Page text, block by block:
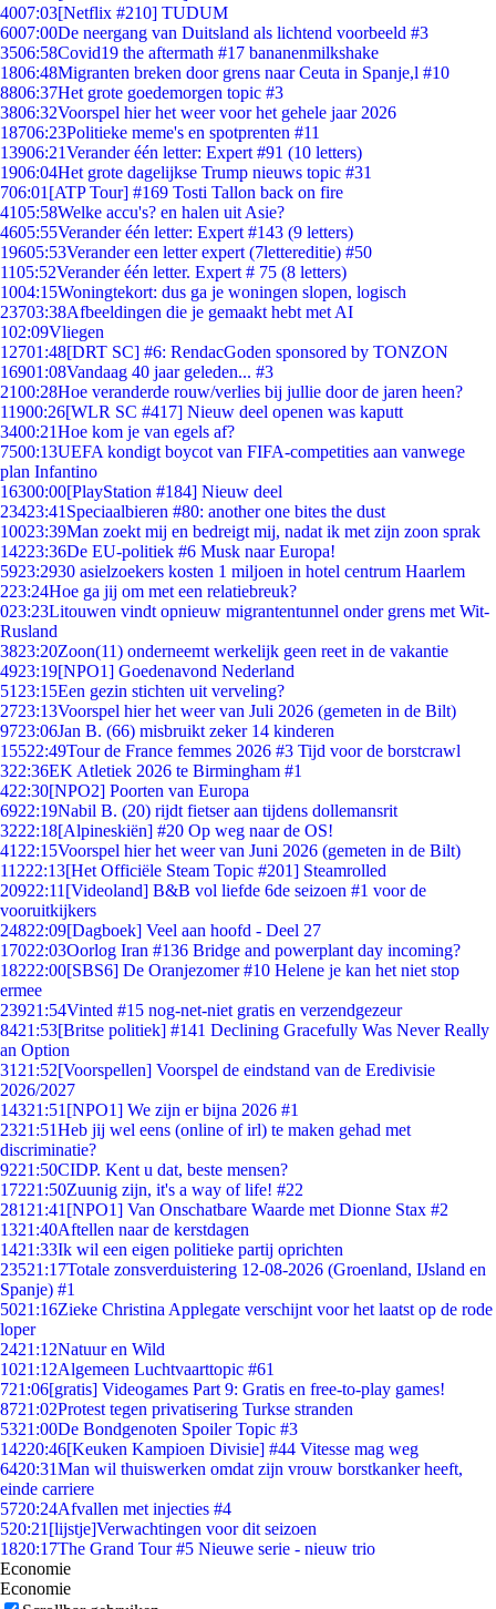
4007:03[Netflix #210] TUDUM
6007:00De neergang van Duitsland als lichtend voorbeeld #3
3506:58Covid19 the aftermath #17 bananenmilkshake
1806:48Migranten breken door grens naar Ceuta in Spanje,l #10
8806:37Het grote goedemorgen topic #3
3806:32Voorspel hier het weer voor het gehele jaar 2026
18706:23Politieke meme's en spotprenten #11
13906:21Verander één letter: Expert #91 (10 letters)
1906:04Het grote dagelijkse Trump nieuws topic #31
706:01 [ATP Tour] #169 Tosti Tallon back on fire
4105:58Welke accu's? en halen uit Asie?
4605:55Verander één letter: Expert #143 (9 letters)
19605:53Verander een letter expert (7lettereditie) #50
1105:52Verander één letter. Expert # 75 (8 letters)
1004:15Woningtekort: dus ga je woningen slopen, logisch
23703:38Afbeeldingen die je gemaakt hebt met AI
102:09Vliegen
12701:48[DRT SC] #6: RendacGoden sponsored by TONZON
16901:08Vandaag 40 jaar geleden... #3
2100:28Hoe veranderde rouw/verlies bij jullie door de jaren heen?
11900:26[WLR SC #417] Nieuw deel openen was kaputt
3400:21Hoe kom je van egels af?
7500:13UEFA kondigt boycot van FIFA-competities aan vanwege
plan Infantino
16300:00[PlayStation #184] Nieuw deel
23423:41 Speciaalbieren #80: another one bites the dust
10023:39Man zoekt mij en bedreigt mij, nadat ik met zijn zoon sprak
14223:36De EU-politiek #6 Musk naar Europa!
5923:2930 asielzoekers kosten 1 miljoen in hotel centrum Haarlem
223:24Hoe ga jij om met een relatiebreuk?
023:23Litouwen vindt opnieuw migrantentunnel onder grens met Wit-
Rusland
3823:20Zoon(11) onderneemt werkelijk geen reet in de vakantie
4923:19[NPO1] Goedenavond Nederland
51 23:15Een gezin stichten uit verveling?
2723:13Voorspel hier het weer van Juli 2026 (gemeten in de Bilt)
9723:06Jan B. (66) misbruikt zeker 14 kinderen
15522:49Tour de France femmes 2026 #3 Tijd voor de borstcrawl
322:36EK Atletiek 2026 te Birmingham #1
422:30[NPO2] Poorten van Europa
6922:19Nabil B. (20) rijdt fietser aan tijdens dollemansrit
3222:18[Alpineskiën] #20 Op weg naar de OS!
41 22:15Voorspel hier het weer van Juni 2026 (gemeten in de Bilt)
11222:13[Het Officiële Steam Topic #201] Steamrolled
20922:11 [Videoland] B&B vol liefde 6de seizoen #1 voor de
vooruitkijkers
24822:09[Dagboek] Veel aan hoofd - Deel 27
17022:03Oorlog Iran #136 Bridge and powerplant day incoming?
18222:00[SBS6] De Oranjezomer #10 Helene je kan het niet stop
ermee
23921:54Vinted #15 nog-net-niet gratis en verzendgezeur
8421:53[Britse politiek] #141 Declining Gracefully Was Never Really
an Option
31 21:52[Voorspellen] Voorspel de eindstand van de Eredivisie
2026/2027
14321:51 [NPO1] We zijn er bijna 2026 #1
2321:51Heb jij wel eens (online of irl) te maken gehad met
discriminatie?
9221:50CIDP. Kent u dat, beste mensen?
17221:50Zuunig zijn, it's a way of life! #22
281 21:41 [NPO1] Van Onschatbare Waarde met Dionne Stax #2
1321:40Aftellen naar de kerstdagen
1421:33Ik wil een eigen politieke partij oprichten
23521:17Totale zonsverduistering 12-08-2026 (Groenland, IJsland en
Spanje) #1
5021:16Zieke Christina Applegate verschijnt voor het laatst op de rode
loper
2421:12Natuur en Wild
1021:12Algemeen Luchtvaarttopic #61
721:06[gratis] Videogames Part 9: Gratis en free-to-play games!
8721:02Protest tegen privatisering Turkse stranden
5321:00De Bondgenoten Spoiler Topic #3
14220:46[Keuken Kampioen Divisie] #44 Vitesse mag weg
6420:31Man wil thuiswerken omdat zijn vrouw borstkanker heeft,
einde carriere
5720:24Afvallen met injecties #4
520:21 [lijstje]Verwachtingen voor dit seizoen
1820:17The Grand Tour #5 Nieuwe serie - nieuw trio
Economie
Economie